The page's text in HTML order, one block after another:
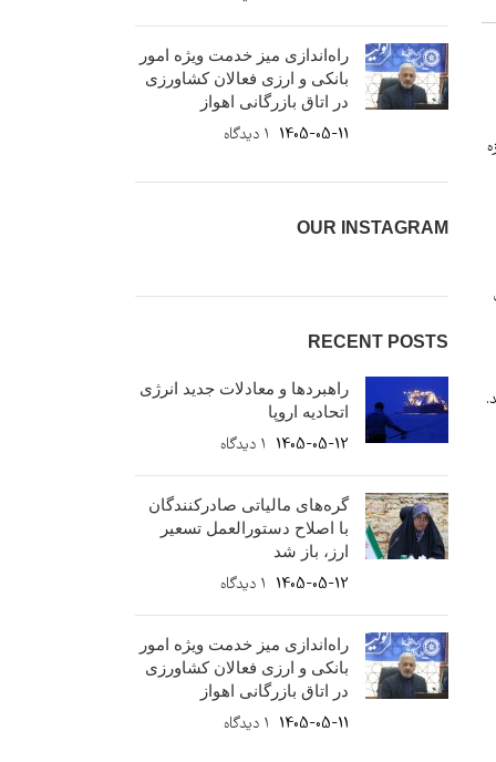
مدت
راه‌اندازی میز خدمت ویژه امور
بانکی و ارزی فعالان کشاورزی
در اتاق بازرگانی اهواز
1405-05-11 ۱ دیدگاه
OUR INSTAGRAM
RECENT POSTS
راهبردها و معادلات جدید انرژی
اتحادیه اروپا
1405-05-12 ۱ دیدگاه
گره‌های مالیاتی صادرکنندگان
با اصلاح دستورالعمل تسعیر
ارز، باز شد
1405-05-12 ۱ دیدگاه
راه‌اندازی میز خدمت ویژه امور
بانکی و ارزی فعالان کشاورزی
در اتاق بازرگانی اهواز
1405-05-11 ۱ دیدگاه